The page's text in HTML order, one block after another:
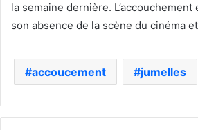
la semaine dernière.
son absence de la scène du cinéma
accoucement jumelles